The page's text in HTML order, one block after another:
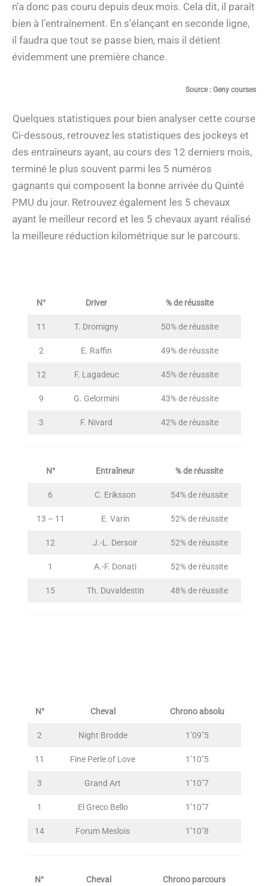
n’a donc pas couru depuis deux mois. Cela dit, il paraît
bien à l’entraînement. En s’élançant en seconde ligne,
il faudra que tout se passe bien, mais il détient
évidemment une première chance.
Source : Geny courses
Quelques statistiques pour bien analyser cette course
Ci-dessous, retrouvez les statistiques des jockeys et
des entraîneurs ayant, au cours des 12 derniers mois,
terminé le plus souvent parmi les 5 numéros
gagnants qui composent la bonne arrivée du Quinté
PMU du jour. Retrouvez également les 5 chevaux
ayant le meilleur record et les 5 chevaux ayant réalisé
la meilleure réduction kilométrique sur le parcours.
N° Driver % de réussite
11 T. Dromigny 50% de réussite
2 E. Raffin 49% de réussite
12 F. Lagadeuc 45% de réussite
9 G. Gelormini 43% de réussite
3 F. Nivard 42% de réussite
N° Entraîneur % de réussite
6 C. Eriksson 54% de réussite
13 – 11 E. Varin 52% de réussite
12 J.-L. Dersoir 52% de réussite
1 A.-F. Donati 52% de réussite
15 Th. Duvaldestin 48% de réussite
N° Cheval Chrono absolu
2 Night Brodde 1’09″5
11 Fine Perle of Love 1’10″5
3 Grand Art 1’10″7
1 El Greco Bello 1’10″7
14 Forum Meslois 1’10″8
N° Cheval Chrono parcours